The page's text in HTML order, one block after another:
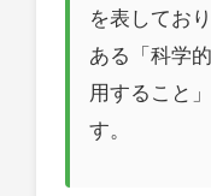
を表してお
ある「科学
用すること
す。